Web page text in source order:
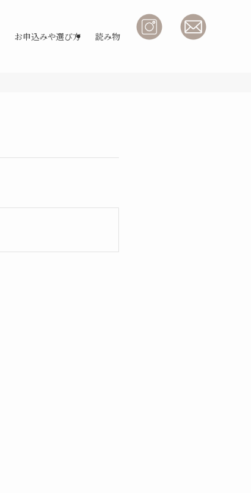
お申込みや選び方 読み物